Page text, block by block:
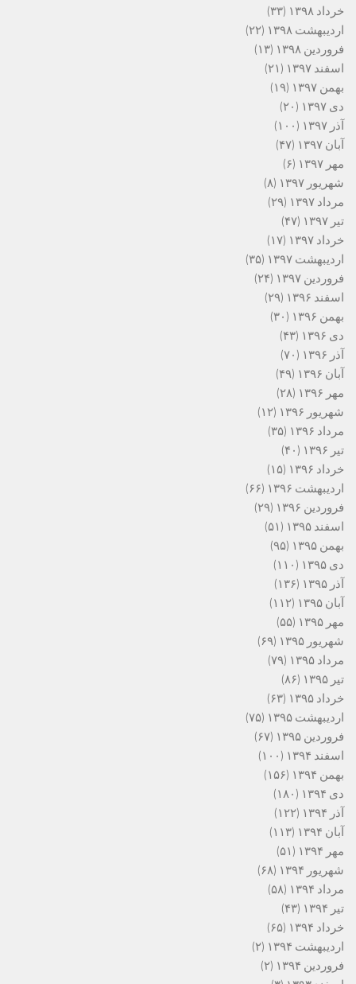
خرداد ۱۳۹۸
(۳۳)
اردیبهشت ۱۳۹۸
(۲۲)
فروردین ۱۳۹۸
(۱۳)
اسفند ۱۳۹۷
(۲۱)
بهمن ۱۳۹۷
(۱۹)
دی ۱۳۹۷
(۲۰)
آذر ۱۳۹۷
(۱۰۰)
آبان ۱۳۹۷
(۴۷)
مهر ۱۳۹۷
(۶)
شهریور ۱۳۹۷
(۸)
مرداد ۱۳۹۷
(۲۹)
تیر ۱۳۹۷
(۴۷)
خرداد ۱۳۹۷
(۱۷)
اردیبهشت ۱۳۹۷
(۳۵)
فروردین ۱۳۹۷
(۲۴)
اسفند ۱۳۹۶
(۲۹)
بهمن ۱۳۹۶
(۳۰)
دی ۱۳۹۶
(۴۳)
آذر ۱۳۹۶
(۷۰)
آبان ۱۳۹۶
(۴۹)
مهر ۱۳۹۶
(۲۸)
شهریور ۱۳۹۶
(۱۲)
مرداد ۱۳۹۶
(۳۵)
تیر ۱۳۹۶
(۴۰)
خرداد ۱۳۹۶
(۱۵)
اردیبهشت ۱۳۹۶
(۶۶)
فروردین ۱۳۹۶
(۲۹)
اسفند ۱۳۹۵
(۵۱)
بهمن ۱۳۹۵
(۹۵)
دی ۱۳۹۵
(۱۱۰)
آذر ۱۳۹۵
(۱۳۶)
آبان ۱۳۹۵
(۱۱۲)
مهر ۱۳۹۵
(۵۵)
شهریور ۱۳۹۵
(۶۹)
مرداد ۱۳۹۵
(۷۹)
تیر ۱۳۹۵
(۸۶)
خرداد ۱۳۹۵
(۶۳)
اردیبهشت ۱۳۹۵
(۷۵)
فروردین ۱۳۹۵
(۶۷)
اسفند ۱۳۹۴
(۱۰۰)
بهمن ۱۳۹۴
(۱۵۶)
دی ۱۳۹۴
(۱۸۰)
آذر ۱۳۹۴
(۱۲۲)
آبان ۱۳۹۴
(۱۱۳)
مهر ۱۳۹۴
(۵۱)
شهریور ۱۳۹۴
(۶۸)
مرداد ۱۳۹۴
(۵۸)
تیر ۱۳۹۴
(۴۳)
خرداد ۱۳۹۴
(۶۵)
اردیبهشت ۱۳۹۴
(۲)
فروردین ۱۳۹۴
(۲)